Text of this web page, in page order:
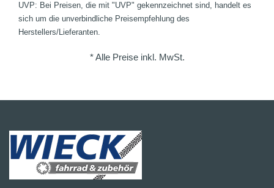
UVP: Bei Preisen, die mit "UVP" gekennzeichnet sind, handelt es
sich um die unverbindliche Preisempfehlung des
Herstellers/Lieferanten.
* Alle Preise inkl. MwSt.